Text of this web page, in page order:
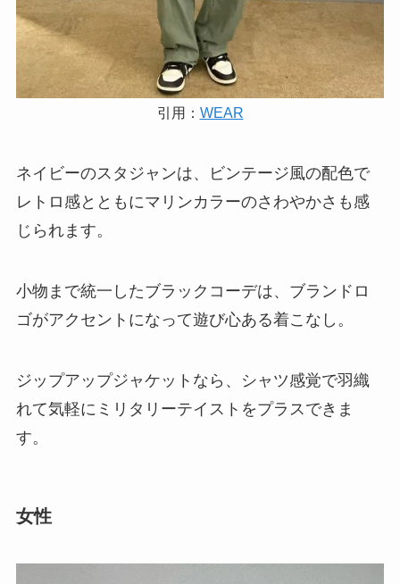
引用： WEAR
ネイビーのスタジャンは、ビンテージ風の配色で
レトロ感とともにマリンカラーのさわやかさも感
じられます。
小物まで統一したブラックコーデは、ブランドロ
ゴがアクセントになって遊び心ある着こなし。
ジップアップジャケットなら、シャツ感覚で羽織
れて気軽にミリタリーテイストをプラスできま
す。
女性